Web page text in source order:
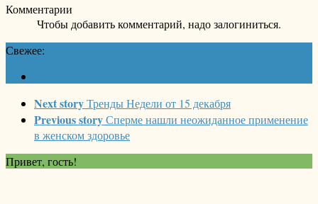
Комментарии
Чтобы добавить комментарий, надо залогиниться.
Свежее:
Next storyТренды Недели от 15 декабря
Previous storyСперме нашли неожиданное применение
в женском здоровье
Привет, гость!